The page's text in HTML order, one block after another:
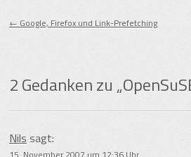
← Google, Firefox und Link-Prefetching
2 Gedanken zu „
Nils sagt: